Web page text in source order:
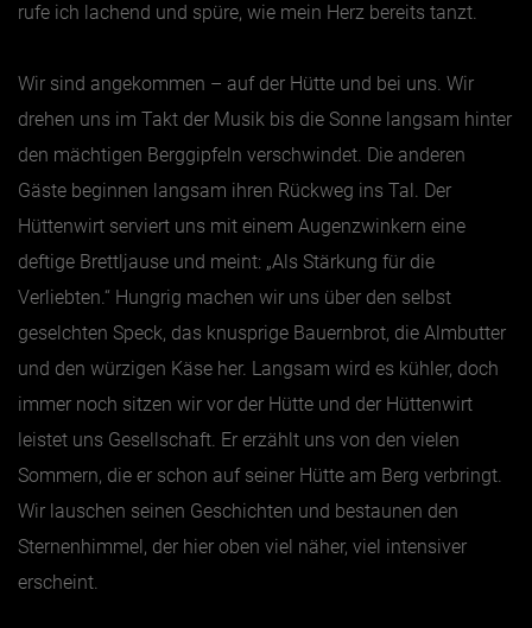
rufe ich lachend und spüre, wie mein Herz bereits tanzt.
Wir sind angekommen – auf der Hütte und bei uns. Wir
drehen uns im Takt der Musik bis die Sonne langsam hinter
den mächtigen Berggipfeln verschwindet. Die anderen
Gäste beginnen langsam ihren Rückweg ins Tal. Der
Hüttenwirt serviert uns mit einem Augenzwinkern eine
deftige Brettljause und meint: „Als Stärkung für die
Verliebten.“ Hungrig machen wir uns über den selbst
geselchten Speck, das knusprige Bauernbrot, die Almbutter
und den würzigen Käse her. Langsam wird es kühler, doch
immer noch sitzen wir vor der Hütte und der Hüttenwirt
leistet uns Gesellschaft. Er erzählt uns von den vielen
Sommern, die er schon auf seiner Hütte am Berg verbringt.
Wir lauschen seinen Geschichten und bestaunen den
Sternenhimmel, der hier oben viel näher, viel intensiver
erscheint.